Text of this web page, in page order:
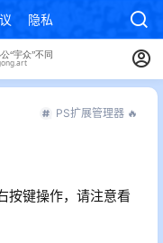
隐私政策
PS扩展管理器 🔥
按键操作，请注意看